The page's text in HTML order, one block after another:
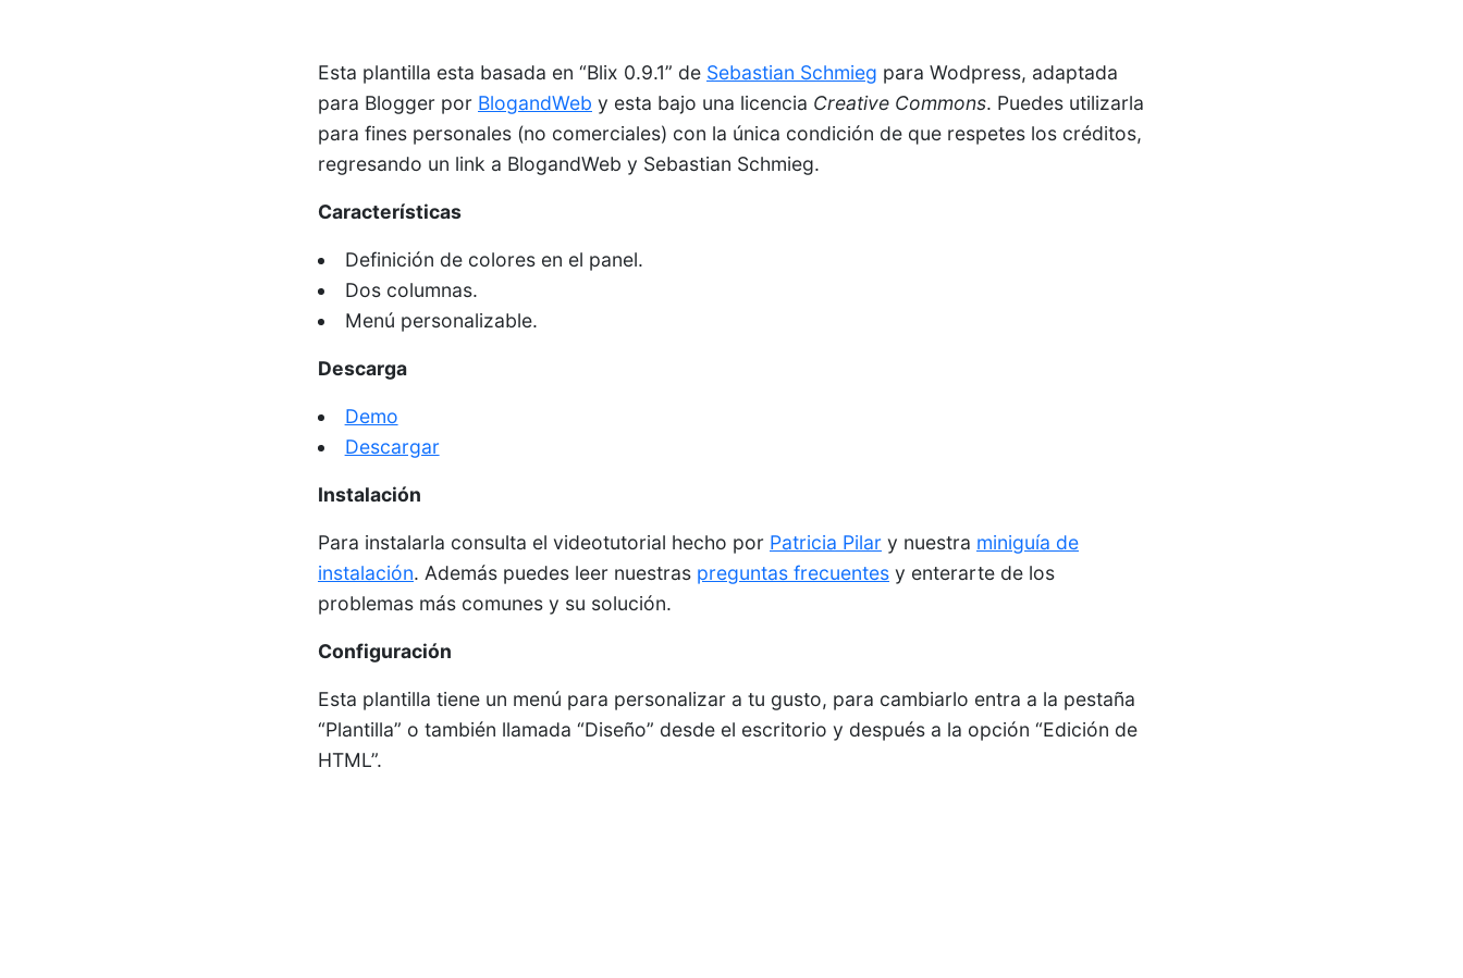
Esta plantilla esta basada en “Blix 0.9.1” de Sebastian Schmieg para Wodpress, adaptada
para Blogger por BlogandWeb y esta bajo una licencia Creative Commons. Puedes utilizarla
para fines personales (no comerciales) con la única condición de que respetes los créditos,
regresando un link a BlogandWeb y Sebastian Schmieg.
Características
Definición de colores en el panel.
Dos columnas.
Menú personalizable.
Descarga
Demo
Descargar
Instalación
Para instalarla consulta el videotutorial hecho por Patricia Pilar y nuestra miniguía de
instalación. Además puedes leer nuestras preguntas frecuentes y enterarte de los
problemas más comunes y su solución.
Configuración
Esta plantilla tiene un menú para personalizar a tu gusto, para cambiarlo entra a la pestaña
“Plantilla” o también llamada “Diseño” desde el escritorio y después a la opción “Edición de
HTML”.